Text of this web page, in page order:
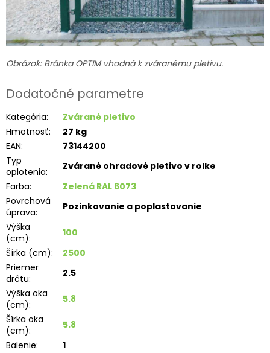
Obrázok: Bránka OPTIM vhodná k zváranému pletivu.
Dodatočné parametre
Kategória:
Zvárané pletivo
Hmotnosť:
27 kg
EAN:
73144200
Typ
oplotenia:
Zvárané ohradové pletivo v rolke
Farba:
Zelená RAL 6073
Povrchová
úprava:
Pozinkovanie a poplastovanie
Výška
(cm):
100
Šírka (cm):
2500
Priemer
drôtu:
2.5
Výška oka
(cm):
5.8
Šírka oka
(cm):
5.8
Balenie:
1